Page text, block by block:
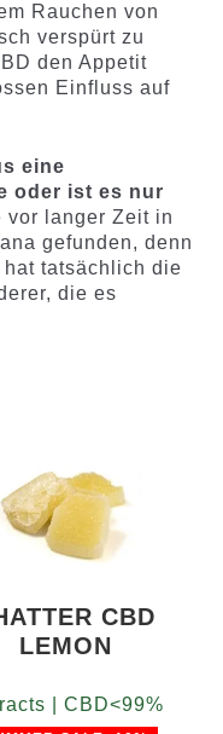
Rauchen von
verspürt zu
den Appetit
Einfluss auf
eine
oder ist es nur
vor langer Zeit in
gefunden, denn
tatsächlich die
die es
CBD
LEMON
| CBD<99%